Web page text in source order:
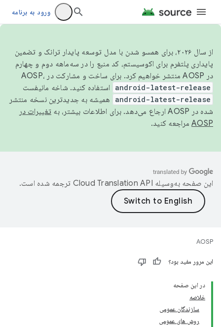
ورود به برنامه
از سال ۲۰۲۶، برای همسو شدن با مدل توسعه پایدار ترانک و تضمین
پایداری پلتفرم برای اکوسیستم، کد منبع را در سه‌ماهه دوم و چهارم
در AOSP منتشر خواهیم کرد. برای ساخت و مشارکت در AOSP،
android-latest-release استفاده کنید. شاخه مانیفست
android-latest-release
همیشه به جدیدترین نسخه منتشر
شده در AOSP ارجاع می‌دهد. برای اطلاعات بیشتر، به
تغییرات در
AOSP مراجعه کنید.
این صفحه به‌وسیله ترجمه شده است.
AOSP
این مرور مفید بود؟
در این صفحه
خلاصه
سازندگان عمومی
روش های عمومی